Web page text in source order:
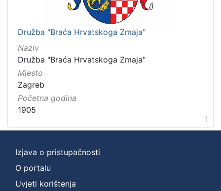
Družba "Braća Hrvatskoga Zmaja"
Naziv
Družba "Braća Hrvatskoga Zmaja"
Mjesto
Zagreb
Početna godina
1905
1
Izjava o pristupačnosti
O portalu
Uvjeti korištenja